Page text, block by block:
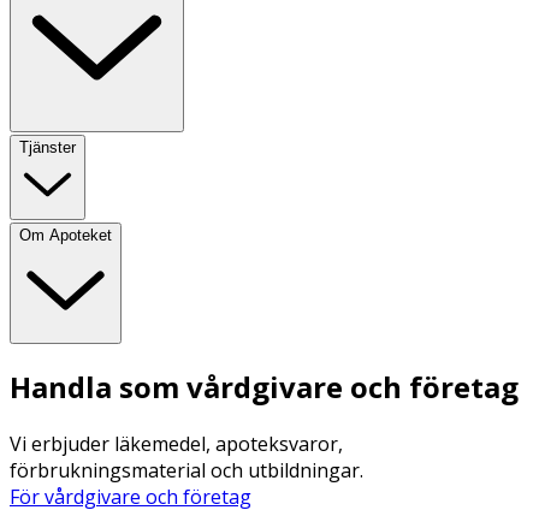
Tjänster
Om Apoteket
Handla som vårdgivare och företag
Vi erbjuder läkemedel, apoteksvaror,
förbrukningsmaterial och utbildningar.
För vårdgivare och företag